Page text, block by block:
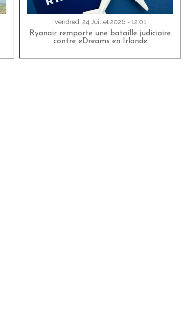
Vendredi 24 Juillet 2026 - 12:01
Ryanair remporte une bataille judiciaire
contre eDreams en Irlande